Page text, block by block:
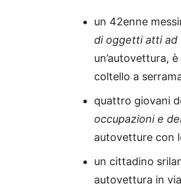
un 42enne
di oggetti atti
un’autovettura,
coltello a
quattro giovani
occupazioni e
autovetture con
un cittadino
autovettura in